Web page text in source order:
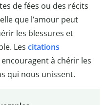
de fées ou des récits
que l’amour peut
les blessures et
Les citations
à chérir les
qui nous unissent.